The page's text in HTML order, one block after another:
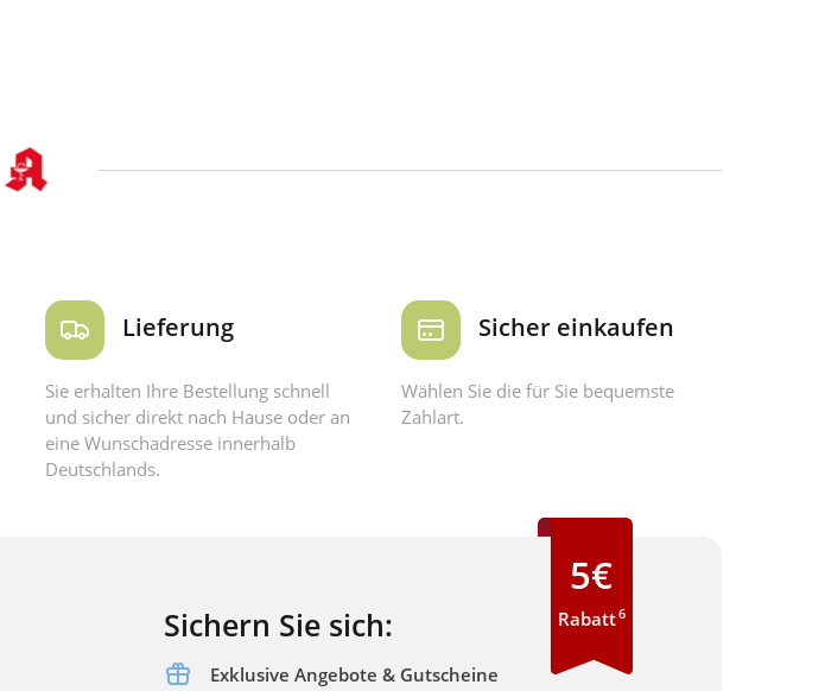
Lieferung
Sie erhalten Ihre Bestellung schnell
und sicher direkt nach Hause oder an
eine Wunschadresse innerhalb
Deutschlands.
Sicher einkaufen
Wählen Sie die für Sie bequemste
Zahlart.
Sichern Sie sich:
Exklusive Angebote & Gutscheine
5€
Rabatt6